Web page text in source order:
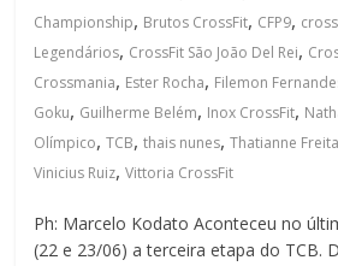
Championship, Brutos CrossFit, CFP9,
Legendários, CrossFit São João Del Rei,
Crossmania, Ester Rocha, Filemon
Goku, Guilherme Belém, Inox CrossFit,
Olímpico,TCB,thais nunes,Thatianne
Vinicius Ruiz,Vittoria CrossFit
Ph: Marcelo Kodato Aconteceu no
(22 e 23/06) a terceira etapa do TCB.